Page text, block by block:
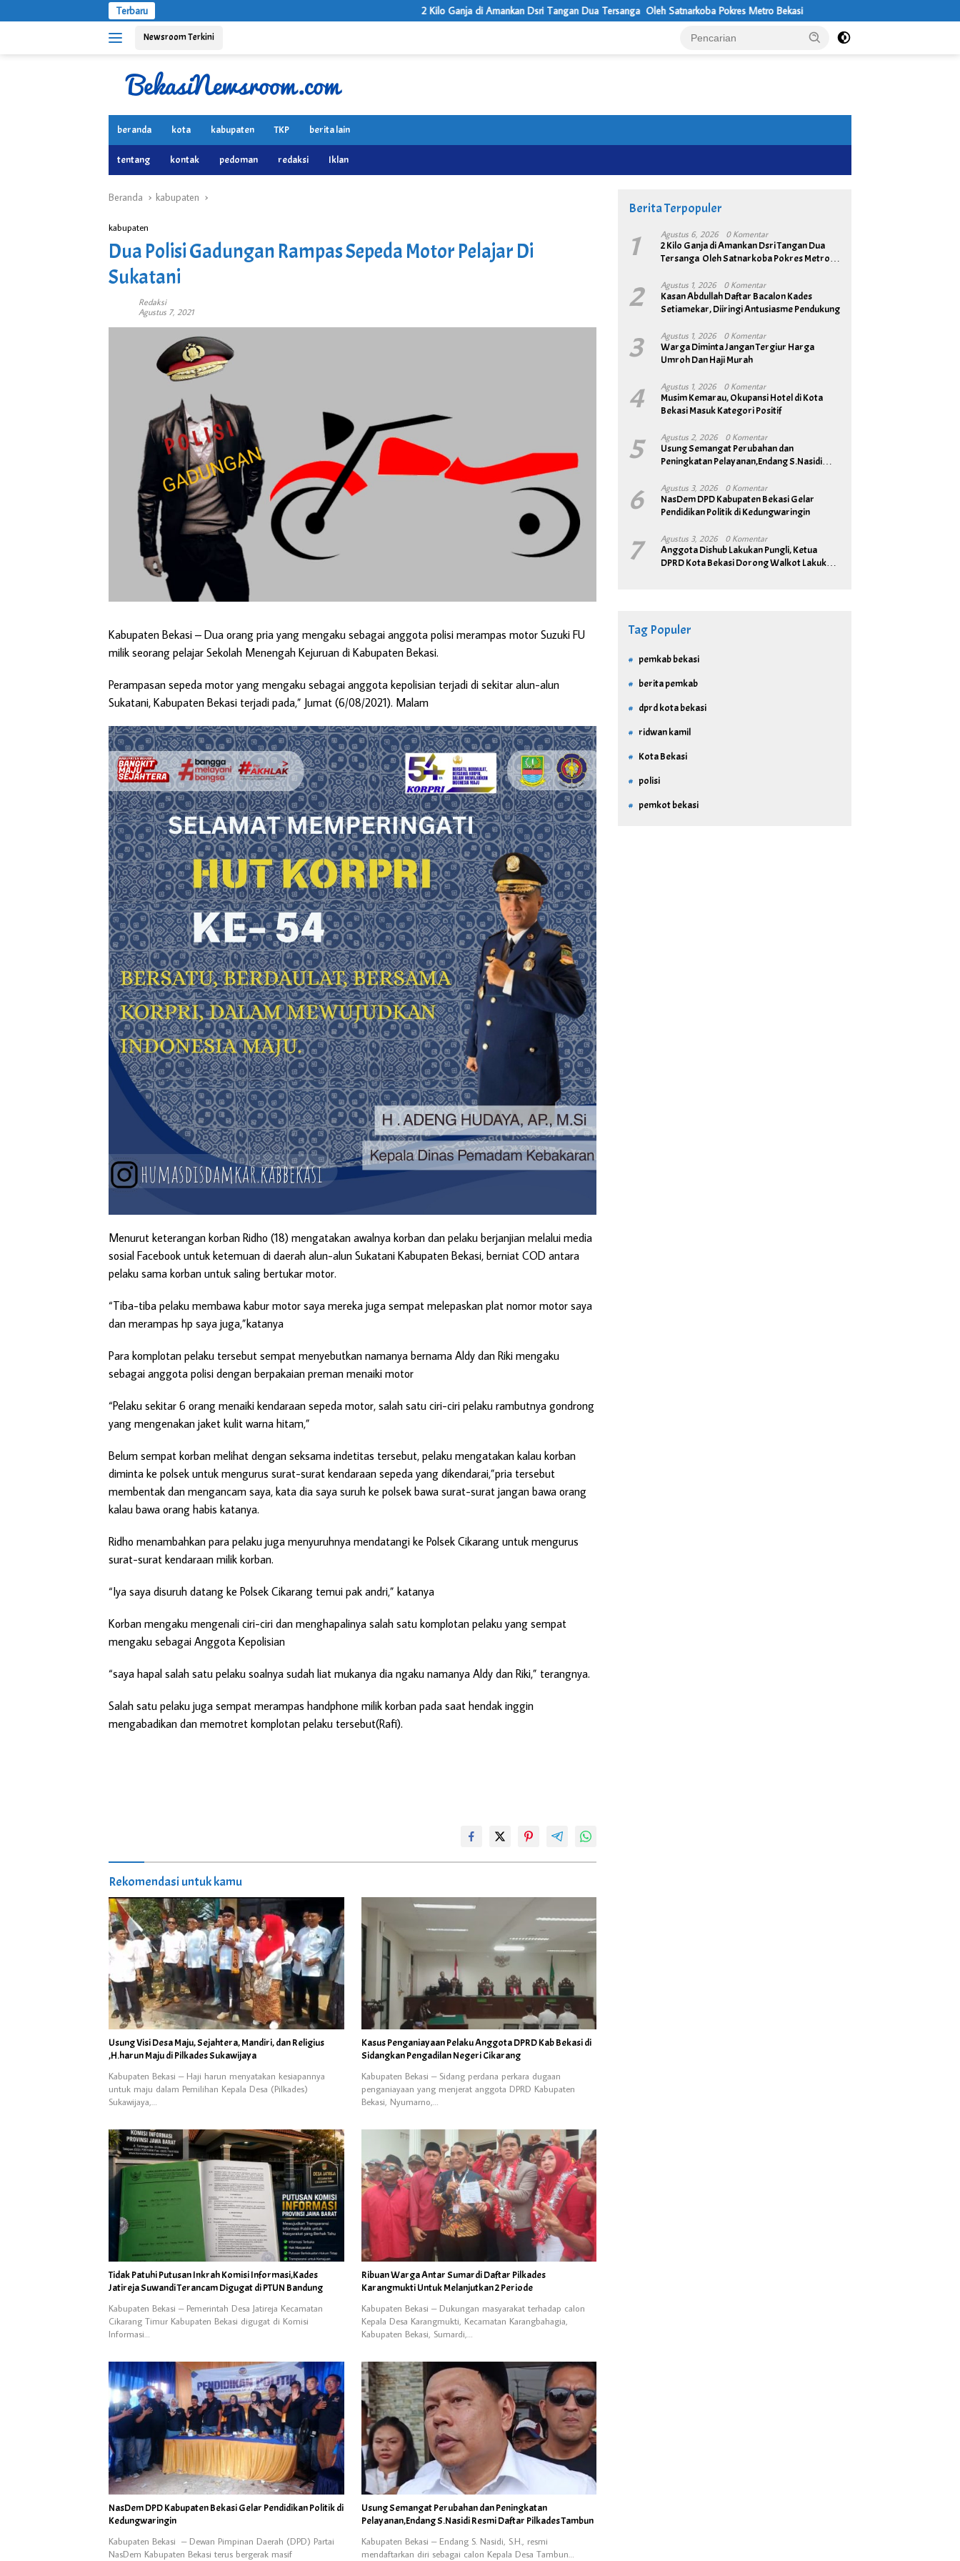
ke
Terbaru 2 Kilo Ganja di Amankan Dsri Tangan Dua Tersanga Oleh Satnarkoba Pokres Metro Bekasi Usung Visi Desa Maju, Sejahtera, Mandiri, dan
Newsroom Terkini
beranda kota kabupaten TKP berita lain
tentang kontak pedoman redaksi Iklan
Beranda kabupaten
kabupaten
Dua Polisi Gadungan Rampas Sepeda Motor Pelajar Di
Sukatani
Redaksi
Agustus 7, 2021
Kabupaten Bekasi – Dua orang pria yang mengaku sebagai anggota polisi merampas motor Suzuki FU
milik seorang pelajar Sekolah Menengah Kejuruan di Kabupaten Bekasi.
Perampasan sepeda motor yang mengaku sebagai anggota kepolisian terjadi di sekitar alun-alun
Sukatani, Kabupaten Bekasi terjadi pada,” Jumat (6/08/2021). Malam
Menurut keterangan korban Ridho (18) mengatakan awalnya korban dan pelaku berjanjian melalui media
sosial Facebook untuk ketemuan di daerah alun-alun Sukatani Kabupaten Bekasi, berniat COD antara
pelaku sama korban untuk saling bertukar motor.
“Tiba-tiba pelaku membawa kabur motor saya mereka juga sempat melepaskan plat nomor motor saya
dan merampas hp saya juga,”katanya
Para komplotan pelaku tersebut sempat menyebutkan namanya bernama Aldy dan Riki mengaku
sebagai anggota polisi dengan berpakaian preman menaiki motor
“Pelaku sekitar 6 orang menaiki kendaraan sepeda motor, salah satu ciri-ciri pelaku rambutnya gondrong
yang mengenakan jaket kulit warna hitam,”
Belum sempat korban melihat dengan seksama indetitas tersebut, pelaku mengatakan kalau korban
diminta ke polsek untuk mengurus surat-surat kendaraan sepeda yang dikendarai,”pria tersebut
membentak dan mengancam saya, kata dia saya suruh ke polsek bawa surat-surat jangan bawa orang
kalau bawa orang habis katanya.
Ridho menambahkan para pelaku juga menyuruhnya mendatangi ke Polsek Cikarang untuk mengurus
surat-surat kendaraan milik korban.
“Iya saya disuruh datang ke Polsek Cikarang temui pak andri,” katanya
Korban mengaku mengenali ciri-ciri dan menghapalinya salah satu komplotan pelaku yang sempat
mengaku sebagai Anggota Kepolisian
“saya hapal salah satu pelaku soalnya sudah liat mukanya dia ngaku namanya Aldy dan Riki,” terangnya.
Salah satu pelaku juga sempat merampas handphone milik korban pada saat hendak inggin
mengabadikan dan memotret komplotan pelaku tersebut(Rafi).
Rekomendasi untuk kamu
Usung Visi Desa Maju, Sejahtera, Mandiri, dan Religius
,H.harun Maju di Pilkades Sukawijaya
Kabupaten Bekasi – Haji harun menyatakan kesiapannya
untuk maju dalam Pemilihan Kepala Desa (Pilkades)
Sukawijaya,…
Kasus Penganiayaan Pelaku Anggota DPRD Kab Bekasi di
Sidangkan Pengadilan Negeri Cikarang
Kabupaten Bekasi – Sidang perdana perkara dugaan
penganiayaan yang menjerat anggota DPRD Kabupaten
Bekasi, Nyumarno,…
Tidak Patuhi Putusan Inkrah Komisi Informasi,Kades
Jatireja Suwandi Terancam Digugat di PTUN Bandung
Kabupaten Bekasi – Pemerintah Desa Jatireja Kecamatan
Cikarang Timur Kabupaten Bekasi digugat di Komisi
Informasi…
Ribuan Warga Antar Sumardi Daftar Pilkades
Karangmukti Untuk Melanjutkan 2 Periode
Kabupaten Bekasi – Dukungan masyarakat terhadap calon
Kepala Desa Karangmukti, Kecamatan Karangbahagia,
Kabupaten Bekasi, Sumardi,…
NasDem DPD Kabupaten Bekasi Gelar Pendidikan Politik di
Kedungwaringin
Kabupaten Bekasi – Dewan Pimpinan Daerah (DPD) Partai
NasDem Kabupaten Bekasi terus bergerak masif
Usung Semangat Perubahan dan Peningkatan
Pelayanan,Endang S.Nasidi Resmi Daftar Pilkades Tambun
Kabupaten Bekasi – Endang S. Nasidi, S.H., resmi
mendaftarkan diri sebagai calon Kepala Desa Tambun…
Berita Terpopuler
1 Agustus 6, 2026 0 Komentar
2 Kilo Ganja di Amankan Dsri Tangan Dua
Tersanga Oleh Satnarkoba Pokres Metro
2 Agustus 1, 2026 0 Komentar
Kasan Abdullah Daftar Bacalon Kades
Setiamekar, Diiringi Antusiasme Pendukung
3 Agustus 1, 2026 0 Komentar
Warga Diminta Jangan Tergiur Harga
Umroh Dan Haji Murah
4 Agustus 1, 2026 0 Komentar
Musim Kemarau, Okupansi Hotel di Kota
Bekasi Masuk Kategori Positif
5 Agustus 2, 2026 0 Komentar
Usung Semangat Perubahan dan
Peningkatan Pelayanan,Endang S.Nasidi
6 Agustus 3, 2026 0 Komentar
NasDem DPD Kabupaten Bekasi Gelar
Pendidikan Politik di Kedungwaringin
7 Agustus 3, 2026 0 Komentar
Anggota Dishub Lakukan Pungli, Ketua
DPRD Kota Bekasi Dorong Walkot Lakukan
Tag Populer
pemkab bekasi
berita pemkab
dprd kota bekasi
ridwan kamil
Kota Bekasi
polisi
pemkot bekasi